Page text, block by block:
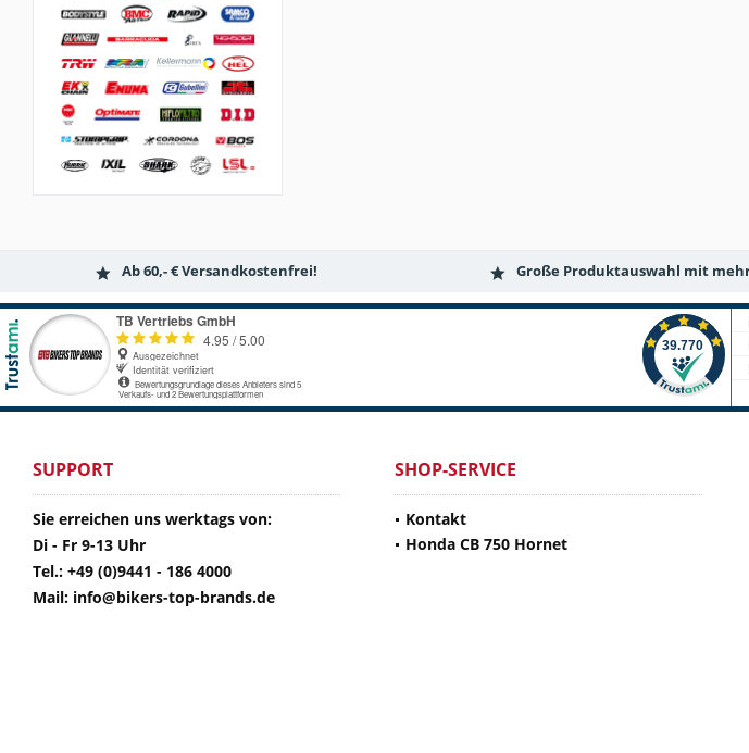
Ab 60,- € Versandkostenfrei! Große Produktauswahl mit
SUPPORT
Sie erreichen uns werktags von:
Di - Fr 9-13 Uhr
Tel.: +49 (0)9441 - 186 4000
Mail: info@bikers-top-brands.de
SHOP-SERVICE
Kontakt
Honda CB 750 Hornet